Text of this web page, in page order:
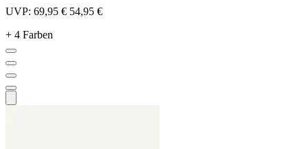
UVP: 69,95 € 54,95 €
+ 4 Farben